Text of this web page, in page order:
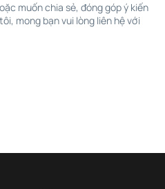
muốn chia sẻ, đóng góp ý kiến
mong bạn vui lòng liên hệ với